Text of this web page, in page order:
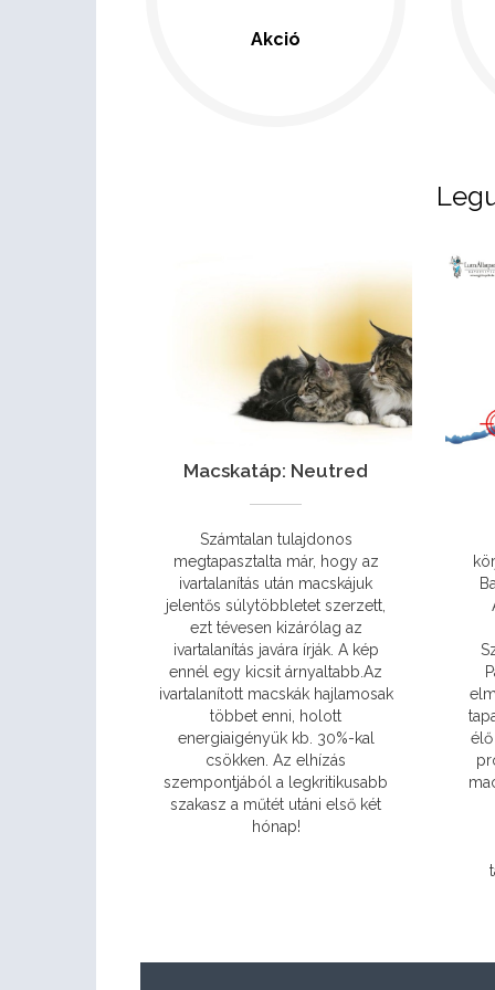
Akció
Macskatáp: Neutred
Számtalan tulajdonos
megtapasztalta már, hogy az
ivartalanítás után macskájuk
jelentős súlytöbbletet szerzett,
ezt tévesen kizárólag az
ivartalanítás javára írják. A kép
ennél egy kicsit árnyaltabb.Az
ivartalanított macskák hajlamosak
többet enni, holott
energiaigényük kb. 30%-kal
csökken. Az elhízás
szempontjából a legkritikusabb
szakasz a műtét utáni első két
hónap!